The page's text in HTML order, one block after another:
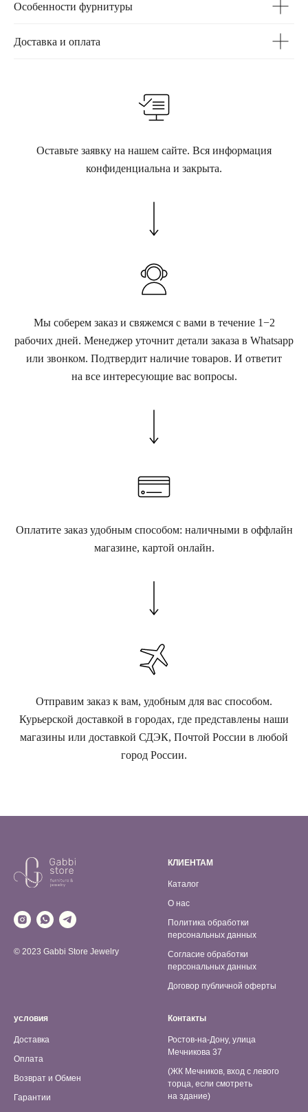
Особенности фурнитуры
Доставка и оплата
Оставьте заявку на нашем сайте. Вся информация
конфиденциальна и закрыта.
Мы соберем заказ и свяжемся с вами в течение 1−2
рабочих дней. Менеджер уточнит детали заказа в Whatsapp
или звонком. Подтвердит наличие товаров. И ответит
на все интересующие вас вопросы.
Оплатите заказ удобным способом: наличными в оффлайн
магазине, картой онлайн.
Отправим заказ к вам, удобным для вас способом.
Курьерской доставкой в городах, где представлены наши
магазины или доставкой СДЭК, Почтой России в любой
город России.
© 2023 Gabbi Store Jewelry
КЛИЕНТАМ
Каталог
О нас
Политика обработки
персональных данных
Согласие обработки
персональных данных
Договор публичной оферты
условия
Доставка
Оплата
Возврат и Обмен
Гарантии
Контакты
Ростов-на-Дону, улица
Мечникова 37
(ЖК Мечников, вход с левого
торца, если смотреть
на здание)